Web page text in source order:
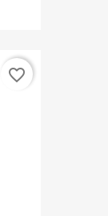
favorite_border